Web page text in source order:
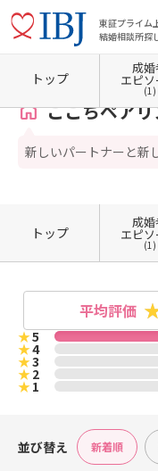
東証プライム
結婚相談所探
ホーム 沖縄県の結婚相談所
ここちペア
新しいパートナーと新
トップ
成
エピソ
(1)
トップ
成
エピソ
(1)
平均評価
★5
★4
★3
★2
★1
並び替え 新着順